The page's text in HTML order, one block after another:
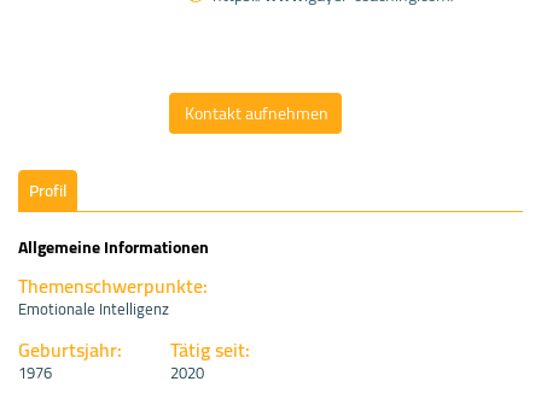
Kontakt aufnehmen
Profil
Allgemeine Informationen
Themenschwerpunkte:
Emotionale Intelligenz
Geburtsjahr:
1976
Tätig seit:
2020